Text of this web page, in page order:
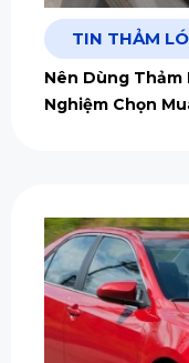
TIN THẢM
Nên Dùng Thảm
Nghiệm Chọn